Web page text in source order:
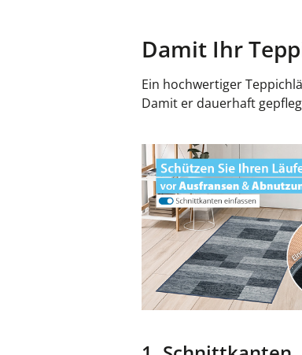
Damit Ihr
Ein hochwertiger
Damit er dauerhaft